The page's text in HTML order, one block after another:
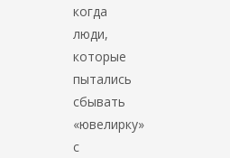
когда
люди,
которые
пытались
сбывать
«ювелирку»
с